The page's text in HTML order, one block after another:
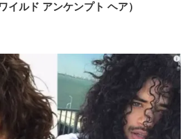
ルド アンケンプト ヘア）